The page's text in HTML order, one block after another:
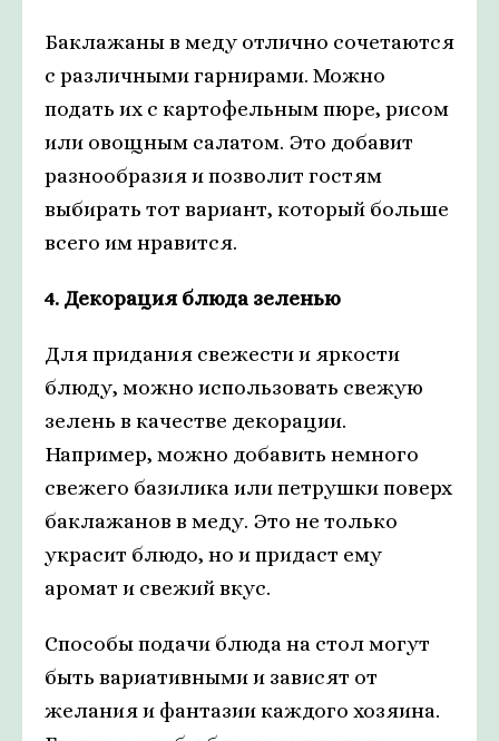
Баклажаны в меду отлично сочетаются
с различными гарнирами. Можно
подать их с картофельным пюре, рисом
или овощным салатом. Это добавит
разнообразия и позволит гостям
выбирать тот вариант, который больше
всего им нравится.
4. Декорация блюда зеленью
Для придания свежести и яркости
блюду, можно использовать свежую
зелень в качестве декорации.
Например, можно добавить немного
свежего базилика или петрушки поверх
баклажанов в меду. Это не только
украсит блюдо, но и придаст ему
аромат и свежий вкус.
Способы подачи блюда на стол могут
быть вариативными и зависят от
желания и фантазии каждого хозяина.